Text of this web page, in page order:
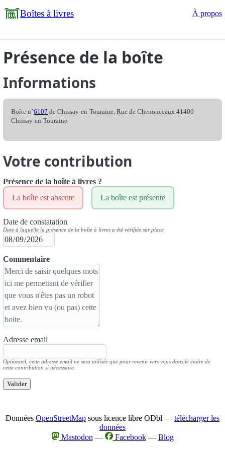
Boîtes à livres À propos
Présence de la boîte
Informations
Boîte n°6107 de Chissay-en-Touraine, Rue de Chenonceaux 41400
Chissay-en-Touraine
Votre contribution
Présence de la boîte à livres ?
La boîte est absente
La boîte est présente
Date de constatation
Date à laquelle la présence de la boîte à livres a été vérifiée sur place
Commentaire
Adresse email
Optionnel, cette adresse email ne sera utilisée que pour revenir vers vous dans le cadre de
cette contribution si nécessaire.
Valider
Données OpenStreetMap sous licence libre ODbl — télécharger les
données
Mastodon — Facebook— Blog